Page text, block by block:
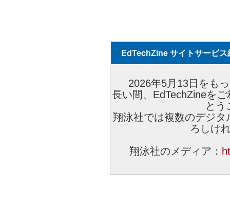
EdTechZine サイトサービス
2026年5月13日をも
長い間、EdTechZineを
とう
翔泳社では複数のデジ
ろしけ
翔泳社のメディア：